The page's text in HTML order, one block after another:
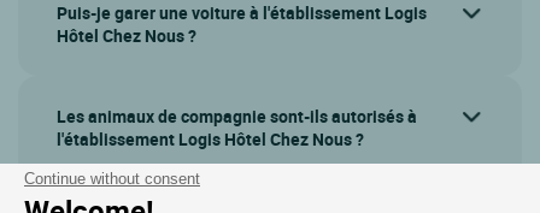
Continue without consent
Puis-je garer une voiture à l'établissement Logis
Hôtel Chez Nous ?
Les animaux de compagnie sont-ils autorisés à
l'établissement Logis Hôtel Chez Nous ?